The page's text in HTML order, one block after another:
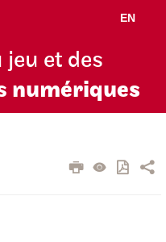
EN
jeu et des
numériques